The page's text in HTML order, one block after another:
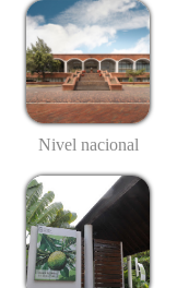
Nivel nacional